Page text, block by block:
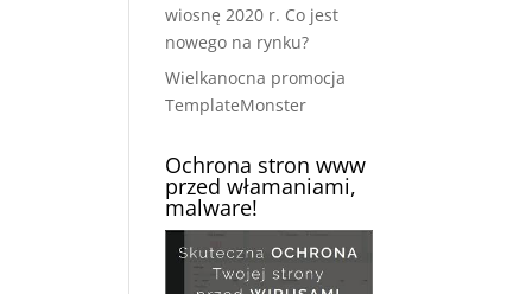
wiosnę 2020 r. Co jest
nowego na rynku?
Wielkanocna promocja
TemplateMonster
Ochrona stron www
przed włamaniami,
malware!